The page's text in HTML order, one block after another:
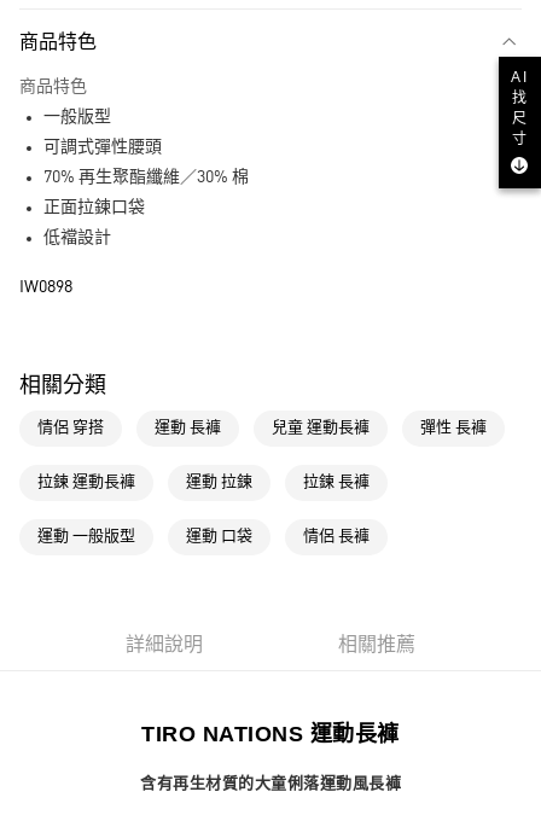
LINE Pay
全家取貨付款
付款後全家取貨
每筆NT$80，滿NT$1,500(含以上)免運費
付款後萊爾富取貨
每筆NT$80，滿NT$1,500(含以上)免運費
每筆NT$80，滿NT$1,500(含以上)免運費
商品特色
商品特色
一般版型
可調式彈性腰頭
70% 再生聚酯纖維／30% 棉
正面拉鍊口袋
低襠設計
IW0898
相關分類
情侶 穿搭 運動 長褲 兒童 運動長褲 彈性 長褲
拉鍊 運動長褲 運動 拉鍊 拉鍊 長褲
運動 一般版型 運動 口袋 情侶 長褲
詳細說明 相關推薦
TIRO NATIONS 運動長褲
含有再生材質的大童俐落運動風長褲
AI
找
尺
寸